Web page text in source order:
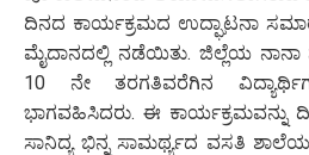
ದಿನದ ಕಾರ್ಯಕ್ರಮದ ಉದ್ಘಾಟನಾ
ಮೈದಾನದಲ್ಲಿ ನಡೆಯಿತು. ಜಿಲ್ಲೆಯ
10 ನೇ ತರಗತಿವರೆಗಿನ
ಭಾಗವಹಿಸಿದರು. ಈ ಕಾರ್ಯಕ್ರಮವನ್ನು
ಸಾನಿದ್ಯ ಭಿನ್ನ ಸಾಮರ್ಥ್ಯದ ವಸತಿ